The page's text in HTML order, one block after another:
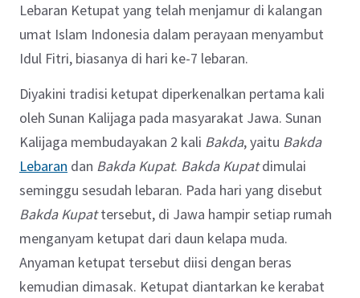
Lebaran Ketupat yang telah menjamur di kalangan
umat Islam Indonesia dalam perayaan menyambut
Idul Fitri, biasanya di hari ke-7 lebaran.
Diyakini tradisi ketupat diperkenalkan pertama kali
oleh Sunan Kalijaga pada masyarakat Jawa. Sunan
Kalijaga membudayakan 2 kali Bakda, yaitu Bakda
Lebaran dan Bakda Kupat. Bakda Kupatdimulai
seminggu sesudah lebaran. Pada hari yang disebut
Bakda Kupattersebut, di Jawa hampir setiap rumah
menganyam ketupat dari daun kelapa muda.
Anyaman ketupat tersebut diisi dengan beras
kemudian dimasak. Ketupat diantarkan ke kerabat